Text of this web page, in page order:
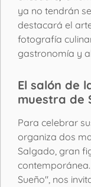
ya no tendrán
destacará el
fotografía
gastronomía y
El salón de
muestra de
Para celebrar
organiza dos
Salgado, gran
Sueño", nos